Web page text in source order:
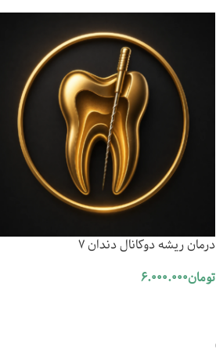
درمان ریشه دوکانال دندان 7
تومان6.000.000